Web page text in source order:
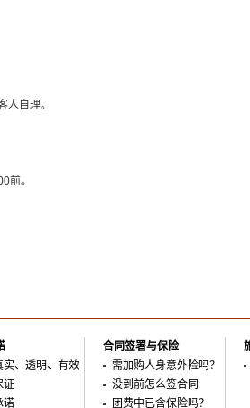
自理。
前。
实、透明、有效
证
诺
合同签署与保险
需加购人身意外险吗？
没到前怎么签合同
团费中已含保险吗？